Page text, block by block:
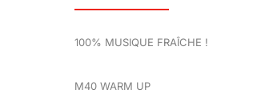
100% MUSIQUE FRAÎCHE !
M40 WARM UP